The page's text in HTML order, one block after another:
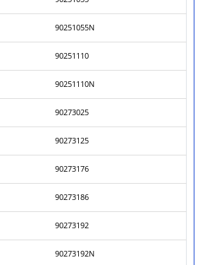
90251055N
90251110
90251110N
90273025
90273125
90273176
90273186
90273192
90273192N